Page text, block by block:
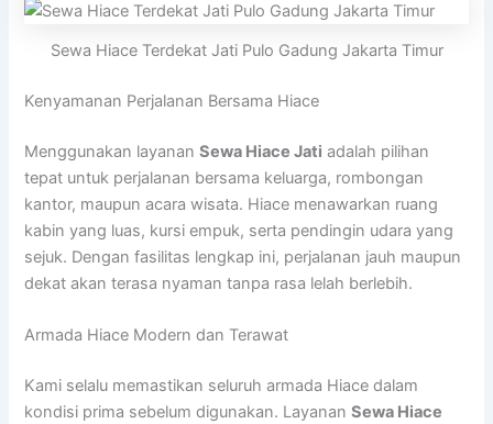
Sewa Hiace Terdekat Jati Pulo Gadung Jakarta Timur
Kenyamanan Perjalanan Bersama Hiace
Menggunakan layananSewa Hiace Jati adalah pilihan
tepat untuk perjalanan bersama keluarga, rombongan
kantor, maupun acara wisata. Hiace menawarkan ruang
kabin yang luas, kursi empuk, serta pendingin udara yang
sejuk. Dengan fasilitas lengkap ini, perjalanan jauh maupun
dekat akan terasa nyaman tanpa rasa lelah berlebih.
Armada Hiace Modern dan Terawat
Kami selalu memastikan seluruh armada Hiace dalam
kondisi prima sebelum digunakan. LayananSewa Hiace